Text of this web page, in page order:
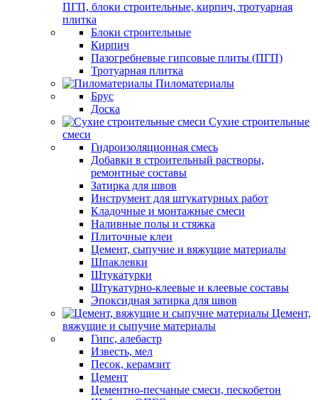
ПГП, блоки строительные, кирпич, тротуарная
плитка
Блоки строительные
Кирпич
Пазогребневые гипсовые плиты (ПГП)
Тротуарная плитка
Пиломатериалы
Брус
Доска
Сухие строительные
смеси
Гидроизоляционная смесь
Добавки в строительный растворы,
ремонтные составы
Затирка для швов
Инструмент для штукатурных работ
Кладочные и монтажные смеси
Наливные полы и стяжка
Плиточные клеи
Цемент, сыпучие и вяжущие материалы
Шпаклевки
Штукатурки
Штукатурно-клеевые и клеевые составы
Эпоксидная затирка для швов
Цемент,
вяжущие и сыпучие материалы
Гипс, алебастр
Известь, мел
Песок, керамзит
Цемент
Цементно-песчаные смеси, пескобетон